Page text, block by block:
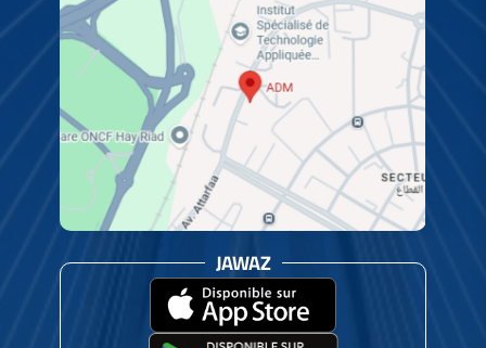
JAWAZ